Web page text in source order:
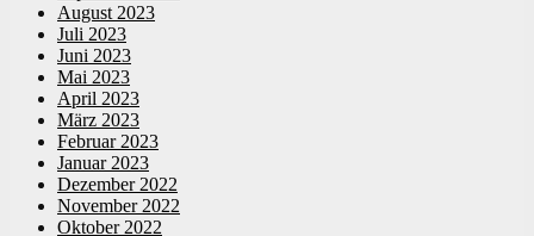
August 2023
Juli 2023
Juni 2023
Mai 2023
April 2023
März 2023
Februar 2023
Januar 2023
Dezember 2022
November 2022
Oktober 2022